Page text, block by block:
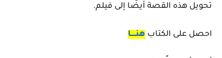
تحويل هذه القصة أيضًا إلى فيلم.
احصل على الكتاب هنـــــا